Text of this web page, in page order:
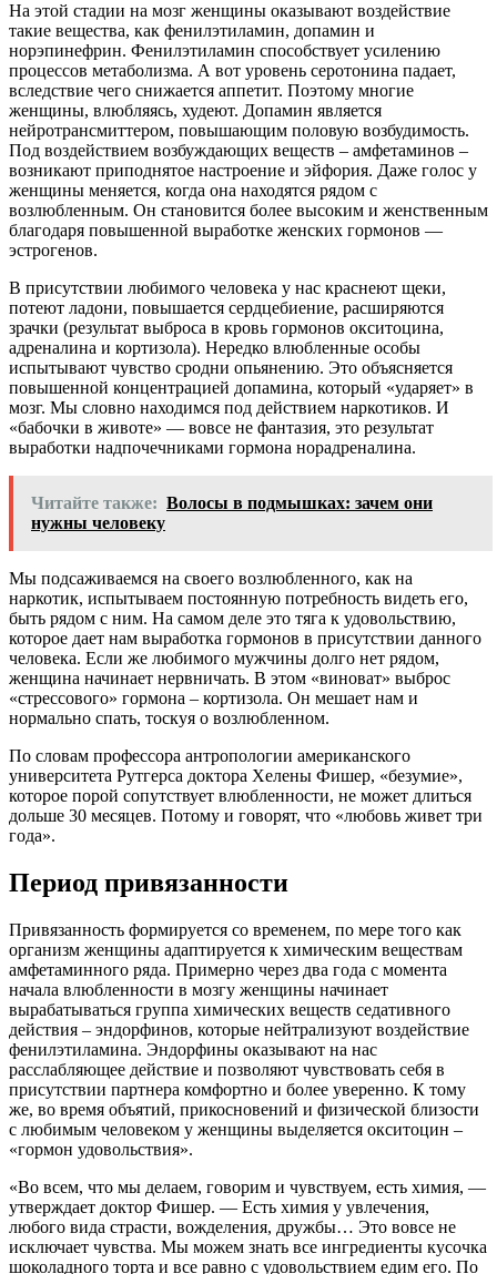
На этой стадии на мозг женщины оказывают воздействие
такие вещества, как фенилэтиламин, допамин и
норэпинефрин. Фенилэтиламин способствует усилению
процессов метаболизма. А вот уровень серотонина падает,
вследствие чего снижается аппетит. Поэтому многие
женщины, влюбляясь, худеют. Допамин является
нейротрансмиттером, повышающим половую возбудимость.
Под воздействием возбуждающих веществ – амфетаминов –
возникают приподнятое настроение и эйфория. Даже голос у
женщины меняется, когда она находятся рядом с
возлюбленным. Он становится более высоким и женственным
благодаря повышенной выработке женских гормонов —
эстрогенов.
В присутствии любимого человека у нас краснеют щеки,
потеют ладони, повышается сердцебиение, расширяются
зрачки (результат выброса в кровь гормонов окситоцина,
адреналина и кортизола). Нередко влюбленные особы
испытывают чувство сродни опьянению. Это объясняется
повышенной концентрацией допамина, который «ударяет» в
мозг. Мы словно находимся под действием наркотиков. И
«бабочки в животе» — вовсе не фантазия, это результат
выработки надпочечниками гормона норадреналина.
Читайте также: Волосы в подмышках: зачем они
нужны человеку
Мы подсаживаемся на своего возлюбленного, как на
наркотик, испытываем постоянную потребность видеть его,
быть рядом с ним. На самом деле это тяга к удовольствию,
которое дает нам выработка гормонов в присутствии данного
человека. Если же любимого мужчины долго нет рядом,
женщина начинает нервничать. В этом «виноват» выброс
«стрессового» гормона – кортизола. Он мешает нам и
нормально спать, тоскуя о возлюбленном.
По словам профессора антропологии американского
университета Рутгерса доктора Хелены Фишер, «безумие»,
которое порой сопутствует влюбленности, не может длиться
дольше 30 месяцев. Потому и говорят, что «любовь живет три
года».
Период привязанности
Привязанность формируется со временем, по мере того как
организм женщины адаптируется к химическим веществам
амфетаминного ряда. Примерно через два года с момента
начала влюбленности в мозгу женщины начинает
вырабатываться группа химических веществ седативного
действия – эндорфинов, которые нейтрализуют воздействие
фенилэтиламина. Эндорфины оказывают на нас
расслабляющее действие и позволяют чувствовать себя в
присутствии партнера комфортно и более уверенно. К тому
же, во время объятий, прикосновений и физической близости
с любимым человеком у женщины выделяется окситоцин –
«гормон удовольствия».
«Во всем, что мы делаем, говорим и чувствуем, есть химия, —
утверждает доктор Фишер. — Есть химия у увлечения,
любого вида страсти, вожделения, дружбы… Это вовсе не
исключает чувства. Мы можем знать все ингредиенты кусочка
шоколадного торта и все равно с удовольствием едим его. По